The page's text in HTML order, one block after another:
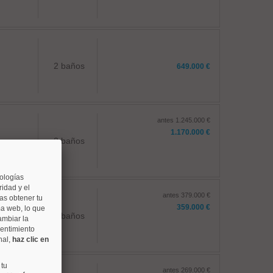
2 baños 649.000 €
2 baños
antes 1.245.000 €
1.170.000 €
1 baños
antes 379.000 €
359.000 €
antes 269.000 €
y el
obtener tu
web, lo que
la
haz clic en